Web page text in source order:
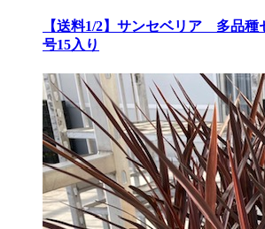
【送料1/2】サンセベリア 多品
号15入り